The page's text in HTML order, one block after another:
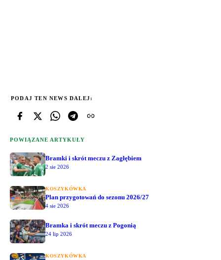
PODAJ TEN NEWS DALEJ:
POWIĄZANE ARTYKUŁY
Bramki i skrót meczu z Zagłębiem
2 sie 2026
KOSZYKÓWKA
Plan przygotowań do sezonu 2026/27
4 sie 2026
Bramka i skrót meczu z Pogonią
24 lip 2026
KOSZYKÓWKA